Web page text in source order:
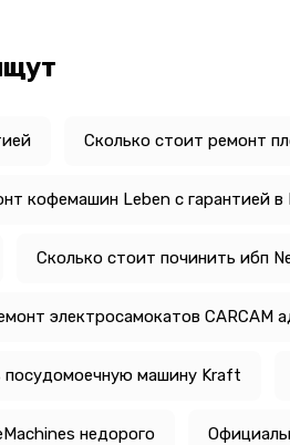
Сколько стоит ремонт
кофемашин Leben с гарантией в
Сколько стоит починить ибп
электросамокатов CARCAM
посудомоечную машину Kraft
недорого